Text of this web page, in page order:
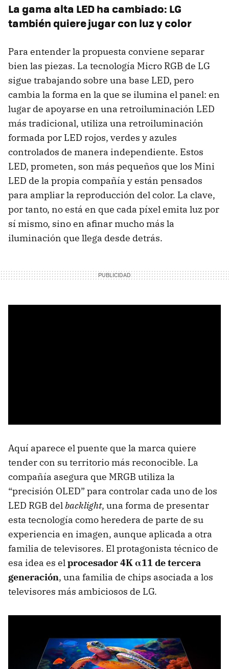
La gama alta LED ha cambiado: LG
también quiere jugar con luz y color
Para entender la propuesta conviene separar
bien las piezas. La tecnología Micro RGB de LG
sigue trabajando sobre una base LED, pero
cambia la forma en la que se ilumina el panel: en
lugar de apoyarse en una retroiluminación LED
más tradicional, utiliza una retroiluminación
formada por LED rojos, verdes y azules
controlados de manera independiente. Estos
LED, prometen, son más pequeños que los Mini
LED de la propia compañía y están pensados
para ampliar la reproducción del color. La clave,
por tanto, no está en que cada píxel emita luz por
sí mismo, sino en afinar mucho más la
iluminación que llega desde detrás.
Aquí aparece el puente que la marca quiere
tender con su territorio más reconocible. La
compañía asegura que MRGB utiliza la
“precisión OLED” para controlar cada uno de los
LED RGB delbacklight, una forma de presentar
esta tecnología como heredera de parte de su
experiencia en imagen, aunque aplicada a otra
familia de televisores. El protagonista técnico de
esa idea es elprocesador 4K α11 de tercera
generación, una familia de chips asociada a los
televisores más ambiciosos de LG.